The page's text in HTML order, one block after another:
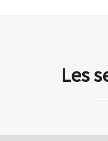
Les